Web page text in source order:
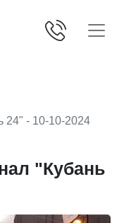
24" - 10-10-2024
"Кубань